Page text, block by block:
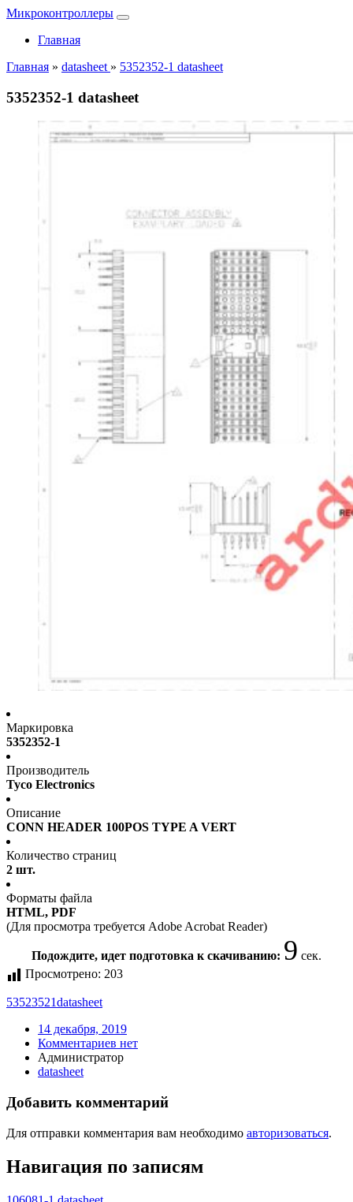
Микроконтроллеры
Главная
Главная » datasheet » 5352352-1 datasheet
5352352-1 datasheet
Маркировка
5352352-1
Производитель
Tyco Electronics
Описание
CONN HEADER 100POS TYPE A VERT
Количество страниц
2 шт.
Форматы файла
HTML, PDF
(Для просмотра требуется Adobe Acrobat Reader)
Подождите, идет подготовка к скачиванию: 9 сек.
Просмотрено: 203
53523521datasheet
14 декабря, 2019
Комментариев нет
Администратор
datasheet
Добавить комментарий
Для отправки комментария вам необходимо авторизоваться.
Навигация по записям